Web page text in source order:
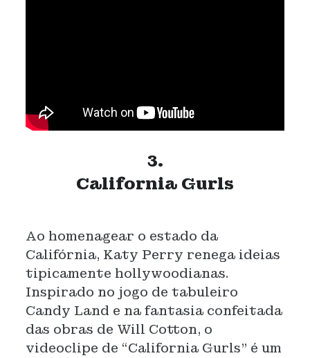
3.
California Gurls
Ao homenagear o estado da
Califórnia, Katy Perry renega ideias
tipicamente hollywoodianas.
Inspirado no jogo de tabuleiro
Candy Land e na fantasia confeitada
das obras de Will Cotton, o
videoclipe de “California Gurls” é um